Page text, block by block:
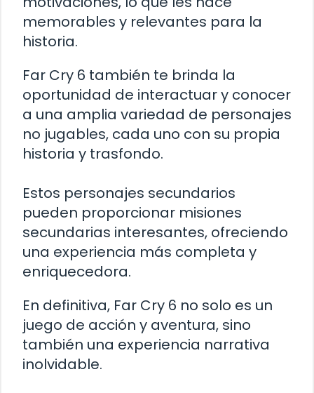
memorables y relevantes para la
historia.
Far Cry 6 también te brinda la
oportunidad de interactuar y conocer
a una amplia variedad de personajes
no jugables, cada uno con su propia
historia y trasfondo.
Estos personajes secundarios
pueden proporcionar misiones
secundarias interesantes, ofreciendo
una experiencia más completa y
enriquecedora.
En definitiva, Far Cry 6 no solo es un
juego de acción y aventura, sino
también una experiencia narrativa
inolvidable.